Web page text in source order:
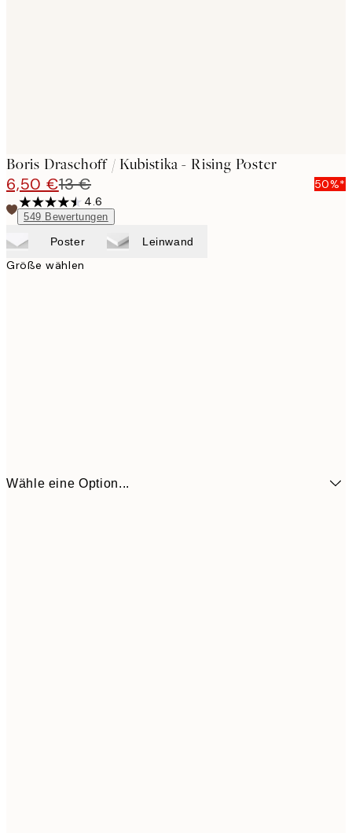
Boris Draschoff / Kubistika - Rising Poster
6,50 €13 €
50%*
4.6
549 Bewertungen
Poster Leinwand
Größe wählen
Wähle eine Option...